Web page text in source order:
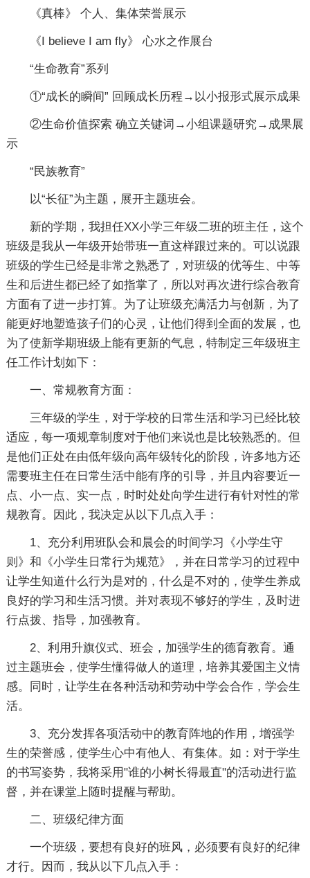
《真棒》 个人、集体荣誉展示
《I believe I am fly》 心水之作展台
“生命教育”系列
①“成长的瞬间” 回顾成长历程→以小报形式展示成果
②生命价值探索 确立关键词→小组课题研究→成果展
示
“民族教育”
以“长征”为主题，展开主题班会。
新的学期，我担任XX小学三年级二班的班主任，这个
班级是我从一年级开始带班一直这样跟过来的。可以说跟
班级的学生已经是非常之熟悉了，对班级的优等生、中等
生和后进生都已经了如指掌了，所以对再次进行综合教育
方面有了进一步打算。为了让班级充满活力与创新，为了
能更好地塑造孩子们的心灵，让他们得到全面的发展，也
为了使新学期班级上能有更新的气息，特制定三年级班主
任工作计划如下：
一、常规教育方面：
三年级的学生，对于学校的日常生活和学习已经比较
适应，每一项规章制度对于他们来说也是比较熟悉的。但
是他们正处在由低年级向高年级转化的阶段，许多地方还
需要班主任在日常生活中能有序的引导，并且内容要近一
点、小一点、实一点，时时处处向学生进行有针对性的常
规教育。因此，我决定从以下几点入手：
1、充分利用班队会和晨会的时间学习《小学生守
则》和《小学生日常行为规范》，并在日常学习的过程中
让学生知道什么行为是对的，什么是不对的，使学生养成
良好的学习和生活习惯。并对表现不够好的学生，及时进
行点拨、指导，加强教育。
2、利用升旗仪式、班会，加强学生的德育教育。通
过主题班会，使学生懂得做人的道理，培养其爱国主义情
感。同时，让学生在各种活动和劳动中学会合作，学会生
活。
3、充分发挥各项活动中的教育阵地的作用，增强学
生的荣誉感，使学生心中有他人、有集体。如：对于学生
的书写姿势，我将采用"谁的小树长得最直"的活动进行监
督，并在课堂上随时提醒与帮助。
二、班级纪律方面
一个班级，要想有良好的班风，必须要有良好的纪律
才行。因而，我从以下几点入手：